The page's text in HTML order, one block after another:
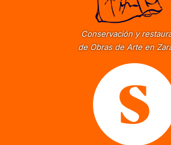
Conservación y
de Obras de Arte en